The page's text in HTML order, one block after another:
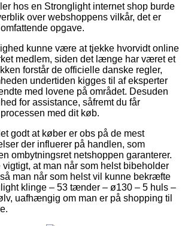
hos en Stronglight internet shop burde
over webshoppens vilkår, det er
opgave.
kunne være at tjekke hvorvidt online
medlem, siden det længe har været et
forstår de officielle danske regler,
undertiden kigges til af eksperter
med lovene på området. Desuden
for assistance, såfremt du får
med dit køb.
godt at køber er obs på de mest
der influerer på handlen, som
ombytningsret netshoppen garanterer.
vigtigt, at man når som helst bibeholder
man når som helst vil kunne bekræfte
klinge – 53 tænder – ø130 – 5 huls –
uafhængig om man er på shopping til